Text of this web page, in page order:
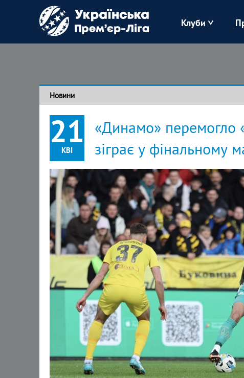
Клуби
Зоря
Кудрівка
Полісся
Новини
21
КВІ
«Динамо» перемогло
зіграє у фінальному